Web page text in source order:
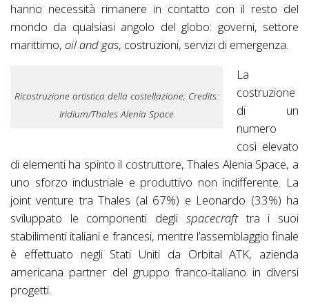
hanno necessità rimanere in contatto con il resto del
mondo da qualsiasi angolo del globo: governi, settore
marittimo, oil and gas, costruzioni, servizi di emergenza.
Ricostruzione artistica della costellazione; Credits:
Iridium/Thales Alenia Space
La
costruzione
di un
numero
così elevato
di elementi ha spinto il costruttore, Thales Alenia Space, a
uno sforzo industriale e produttivo non indifferente. La
joint venture tra Thales (al 67%) e Leonardo (33%) ha
sviluppato le componenti degli spacecrafttra i suoi
stabilimenti italiani e francesi, mentre l’assemblaggio finale
è effettuato negli Stati Uniti da Orbital ATK, azienda
americana partner del gruppo franco-italiano in diversi
progetti.